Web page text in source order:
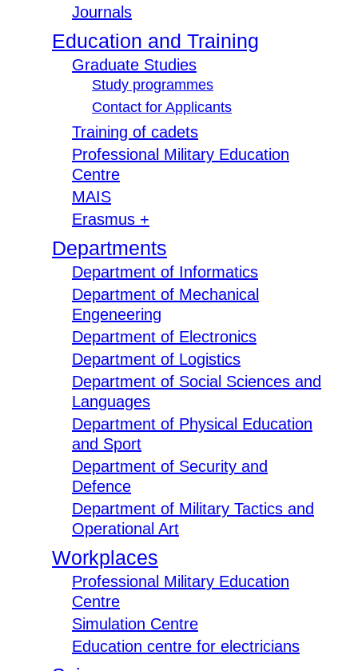
Journals
Education and Training
Graduate Studies
Study programmes
Contact for Applicants
Training of cadets
Professional Military Education
Centre
MAIS
Erasmus +
Departments
Department of Informatics
Department of Mechanical
Engeneering
Department of Electronics
Department of Logistics
Department of Social Sciences and
Languages
Department of Physical Education
and Sport
Department of Security and
Defence
Department of Military Tactics and
Operational Art
Workplaces
Professional Military Education
Centre
Simulation Centre
Education centre for electricians